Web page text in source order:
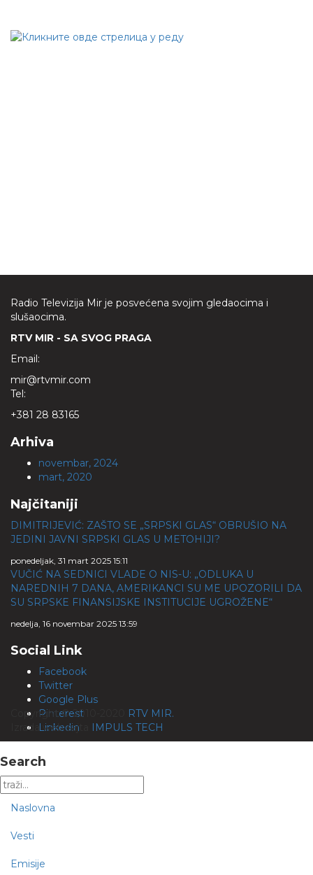
Radio Televizija Mir je posvećena svojim gledaocima i
slušaocima.
RTV MIR - SA SVOG PRAGA
Email:
mir@rtvmir.com
Tel:
+381 28 83165
Arhiva
novembar, 2024
mart, 2020
Najčitaniji
DIMITRIJEVIĆ: ZAŠTO SE „SRPSKI GLAS“ OBRUŠIO NA
JEDINI JAVNI SRPSKI GLAS U METOHIJI?
ponedeljak, 31 mart 2025 15:11
VUČIĆ NA SEDNICI VLADE O NIS-U: „ODLUKA U
NAREDNIH 7 DANA, AMERIKANCI SU ME UPOZORILI DA
SU SRPSKE FINANSIJSKE INSTITUCIJE UGROŽENE“
nedelja, 16 novembar 2025 13:59
Social Link
Facebook
Twitter
Google Plus
Pinterest
Linkedin
Copyright © 2010-2020
RTV MIR.
Izrada web sajta
IMPULS TECH
Search
Naslovna
Vesti
Emisije